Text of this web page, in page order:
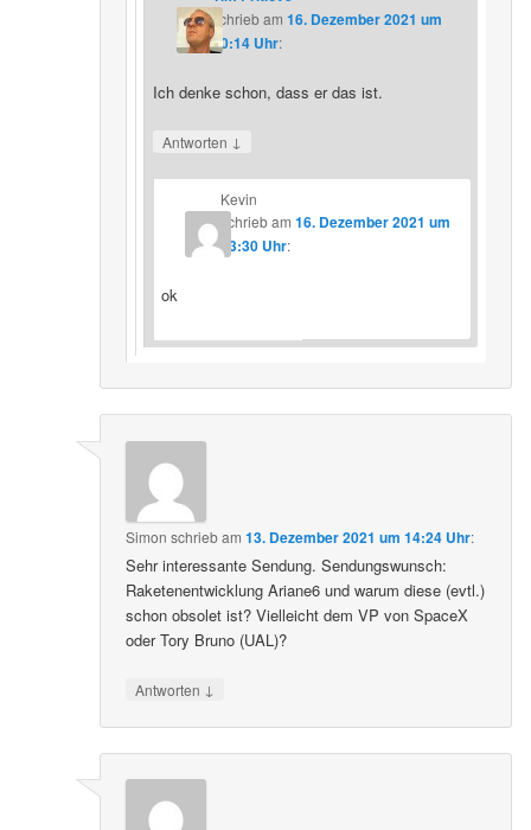
schriebam 16. Dezember 2021 um
20:14 Uhr:
Ich denke schon, dass er das ist.
Antworten ↓
Kevin
schriebam16. Dezember 2021 um
23:30 Uhr:
ok
Simon schriebam13. Dezember 2021 um 14:24 Uhr:
Sehr interessante Sendung. Sendungswunsch:
Raketenentwicklung Ariane6 und warum diese (evtl.)
schon obsolet ist? Vielleicht dem VP von SpaceX
oder Tory Bruno (UAL)?
Antworten ↓